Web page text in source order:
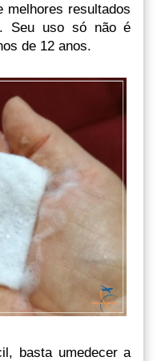
melhores resultados
Seu uso só não é
de 12 anos.
basta umedecer a